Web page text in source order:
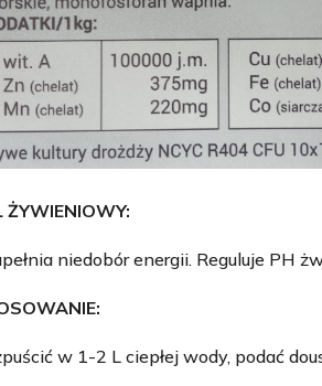
ŻYWIENIOWY:
niedobór energii. Reguluje PH
w 1-2 L ciepłej wody, podać